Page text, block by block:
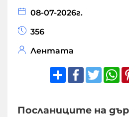
08-07-2026г.
356
Лентата
ShareFacebook
Twitter
Посланиците на